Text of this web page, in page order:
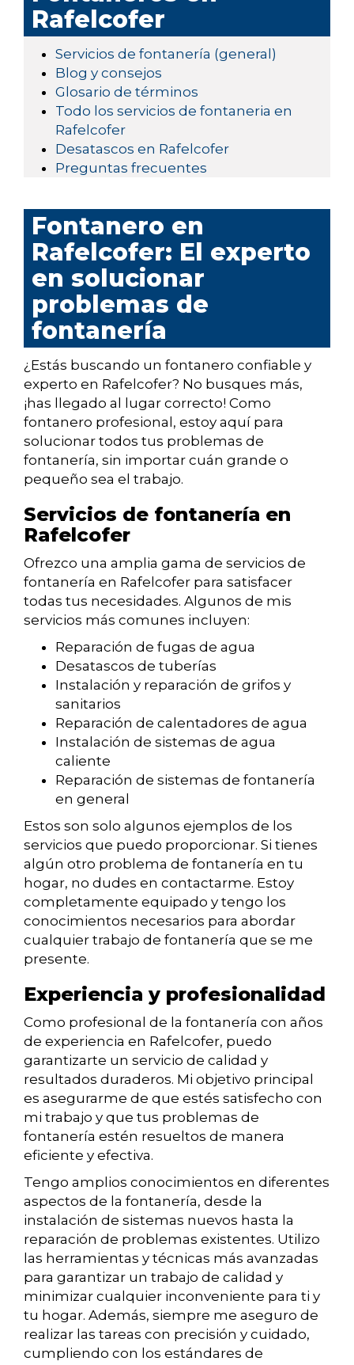
Rafelcofer
Servicios de fontanería (general)
Blog y consejos
Glosario de términos
Todo los servicios de fontaneria en
Rafelcofer
Desatascos en Rafelcofer
Preguntas frecuentes
Fontanero en
Rafelcofer: El experto
en solucionar
problemas de
fontanería
¿Estás buscando un fontanero confiable y
experto en Rafelcofer? No busques más,
¡has llegado al lugar correcto! Como
fontanero profesional, estoy aquí para
solucionar todos tus problemas de
fontanería, sin importar cuán grande o
pequeño sea el trabajo.
Servicios de fontanería en
Rafelcofer
Ofrezco una amplia gama de servicios de
fontanería en Rafelcofer para satisfacer
todas tus necesidades. Algunos de mis
servicios más comunes incluyen:
Reparación de fugas de agua
Desatascos de tuberías
Instalación y reparación de grifos y
sanitarios
Reparación de calentadores de agua
Instalación de sistemas de agua
caliente
Reparación de sistemas de fontanería
en general
Estos son solo algunos ejemplos de los
servicios que puedo proporcionar. Si tienes
algún otro problema de fontanería en tu
hogar, no dudes en contactarme. Estoy
completamente equipado y tengo los
conocimientos necesarios para abordar
cualquier trabajo de fontanería que se me
presente.
Experiencia y profesionalidad
Como profesional de la fontanería con años
de experiencia en Rafelcofer, puedo
garantizarte un servicio de calidad y
resultados duraderos. Mi objetivo principal
es asegurarme de que estés satisfecho con
mi trabajo y que tus problemas de
fontanería estén resueltos de manera
eficiente y efectiva.
Tengo amplios conocimientos en diferentes
aspectos de la fontanería, desde la
instalación de sistemas nuevos hasta la
reparación de problemas existentes. Utilizo
las herramientas y técnicas más avanzadas
para garantizar un trabajo de calidad y
minimizar cualquier inconveniente para ti y
tu hogar. Además, siempre me aseguro de
realizar las tareas con precisión y cuidado,
cumpliendo con los estándares de